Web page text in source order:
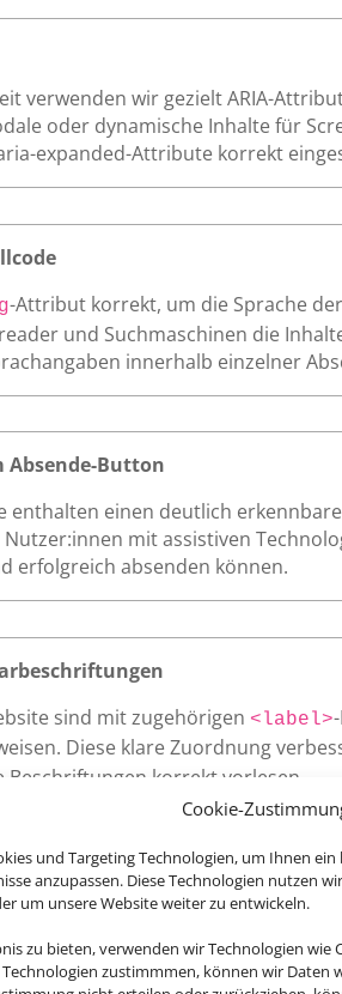
Cookie-
und Targeting Technologien, um Ihnen
anzupassen. Diese Technologien nutzen
um unsere Website weiter zu entwickeln.
zu bieten, verwenden wir Technologien
zustimmmen, können wir
verwenden wir gezielt ARIA-
oder dynamische Inhalte für
expanded-Attribute korrekt
-Attribut korrekt, um die Sprache
und Suchmaschinen die
innerhalb einzelner
Button
enthalten einen deutlich
mit assistiven
erfolgreich absenden können.
sind mit zugehörigen <label>
Diese klare Zuordnung
korrekt vorlesen.
Website – wie Links, Buttons
wir eine vollständige Bedienung